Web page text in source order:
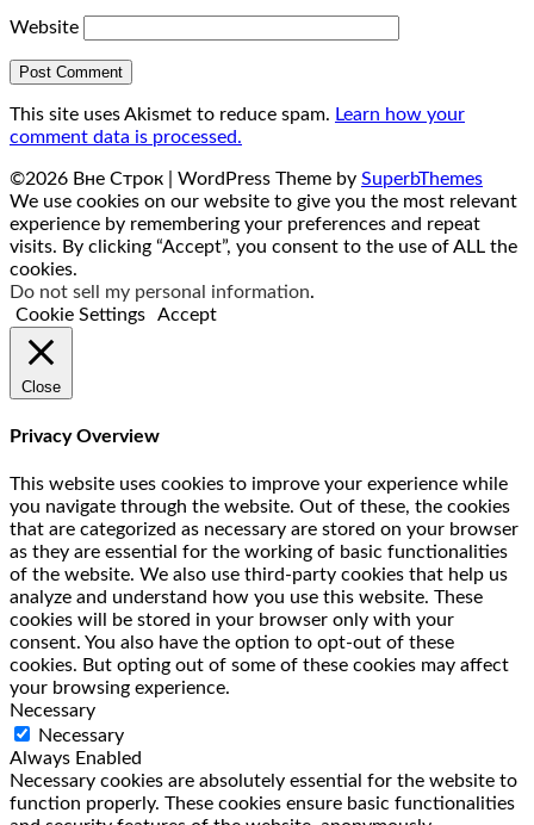
Website
This site uses Akismet to reduce spam. Learn how your
comment data is processed.
©2026 Вне Строк | WordPress Theme by SuperbThemes
We use cookies on our website to give you the most relevant
experience by remembering your preferences and repeat
visits. By clicking “Accept”, you consent to the use of ALL the
cookies.
Do not sell my personal information.
Cookie Settings
Accept
Close
Privacy Overview
This website uses cookies to improve your experience while
you navigate through the website. Out of these, the cookies
that are categorized as necessary are stored on your browser
as they are essential for the working of basic functionalities
of the website. We also use third-party cookies that help us
analyze and understand how you use this website. These
cookies will be stored in your browser only with your
consent. You also have the option to opt-out of these
cookies. But opting out of some of these cookies may affect
your browsing experience.
Necessary
Necessary
Always Enabled
Necessary cookies are absolutely essential for the website to
function properly. These cookies ensure basic functionalities